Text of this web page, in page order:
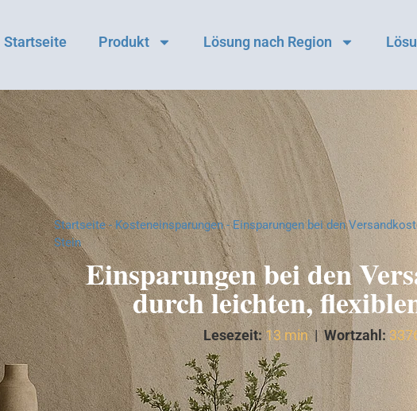
Startseite Produkt Lösung nach Region
Startseite-Kosteneinsparungen-Einsparungen bei den
Stein
Einsparungen bei den
durch leichten,
Lesezeit:13 min|Wortzahl: